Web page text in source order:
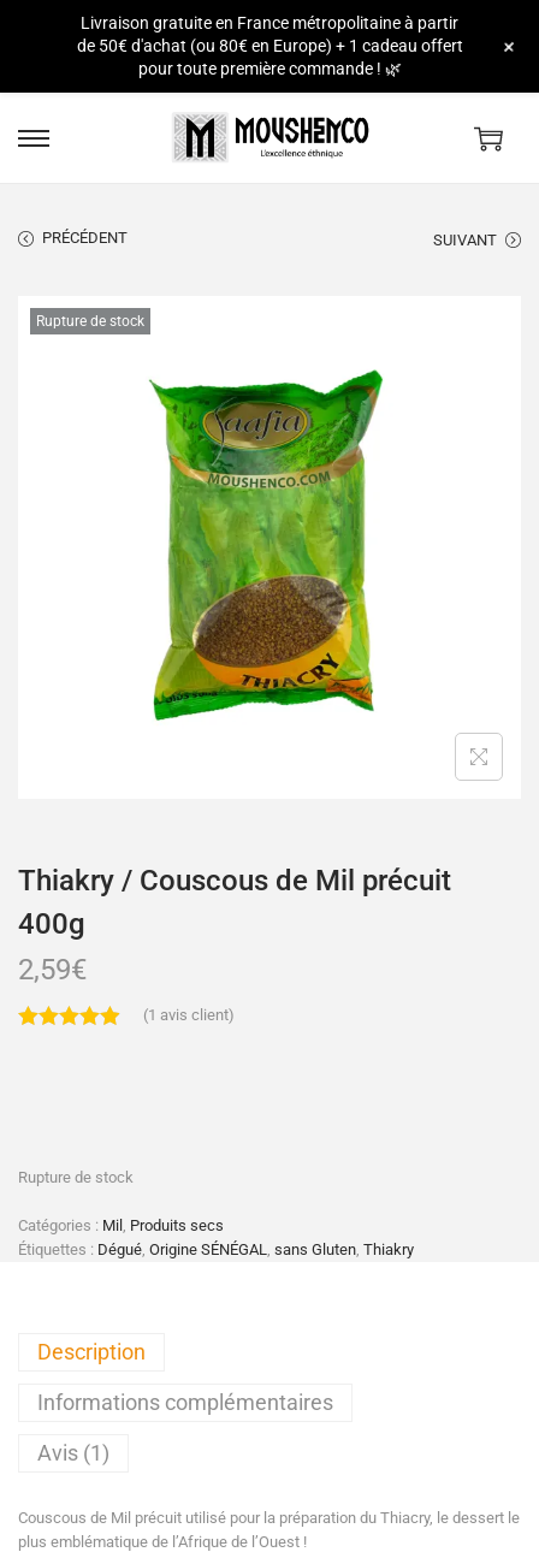
PRÉCÉDENT SUIVANT
Rupture de stock
Thiakry / Couscous de Mil précuit
400g
2,59€
(1 avis client)
Rupture de stock
Catégories : Mil
Produits secs
Étiquettes : Dégué Origine SÉNÉGAL sans Gluten Thiakry
Description
Informations complémentaires
Avis (1)
Couscous de Mil précuit utilisé pour la préparation du Thiacry, le dessert le
plus emblématique de l’Afrique de l’Ouest !
Livraison gratuite en France métropolitaine à partir
de 50€ d'achat (ou 80€ en Europe) + 1 cadeau offert
pour toute première commande ! 🌿
+